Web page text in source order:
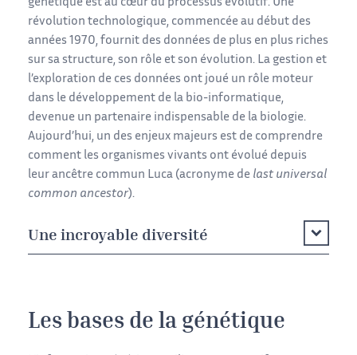
génétique est au cœur du processus évolutif. Une
révolution technologique, commencée au début des
années 1970, fournit des données de plus en plus riches
sur sa structure, son rôle et son évolution. La gestion et
l’exploration de ces données ont joué un rôle moteur
dans le développement de la bio-informatique,
devenue un partenaire indispensable de la biologie.
Aujourd’hui, un des enjeux majeurs est de comprendre
comment les organismes vivants ont évolué depuis
leur ancêtre commun Luca (acronyme de last universal
common ancestor).
Une incroyable diversité
Les bases de la génétique